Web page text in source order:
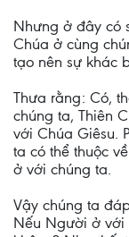
Nhưng ở đây có
Chúa ở cùng
tạo nên sự khác
Thưa rằng: Có,
chúng ta, Thiên
với Chúa Giêsu.
ta có thể thuộc
ở với chúng ta.
Vậy chúng ta
Nếu Người ở với